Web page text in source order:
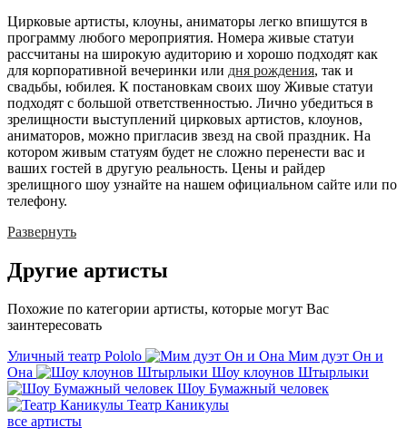
Цирковые артисты, клоуны, аниматоры легко впишутся в
программу любого мероприятия. Номера живые статуи
рассчитаны на широкую аудиторию и хорошо подходят как
для корпоративной вечеринки или дня рождения, так и
свадьбы, юбилея. К постановкам своих шоу Живые статуи
подходят с большой ответственностью. Лично убедиться в
зрелищности выступлений цирковых артистов, клоунов,
аниматоров, можно пригласив звезд на свой праздник. На
котором живым статуям будет не сложно перенести вас и
ваших гостей в другую реальность. Цены и райдер
зрелищного шоу узнайте на нашем официальном сайте или по
телефону.
Развернуть
Другие артисты
Похожие по категории артисты, которые могут Вас
заинтересовать
Уличный театр Pololo
Мим дуэт Он и
Она
Шоу клоунов Штырлыки
Шоу Бумажный человек
Театр Каникулы
все артисты